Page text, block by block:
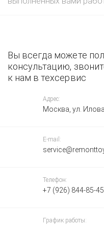
Вы всегда можете
консультацию,
к нам в техсервис
Адрес:
Москва, ул.
E-mail:
Телефон:
+7 (926) 844-85-45
График работы: